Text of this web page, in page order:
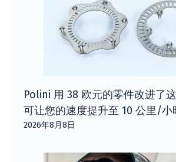
Polini 用 38 欧元的零件改进了
可让您的速度提升至 10 公里/小
2026年8月8日